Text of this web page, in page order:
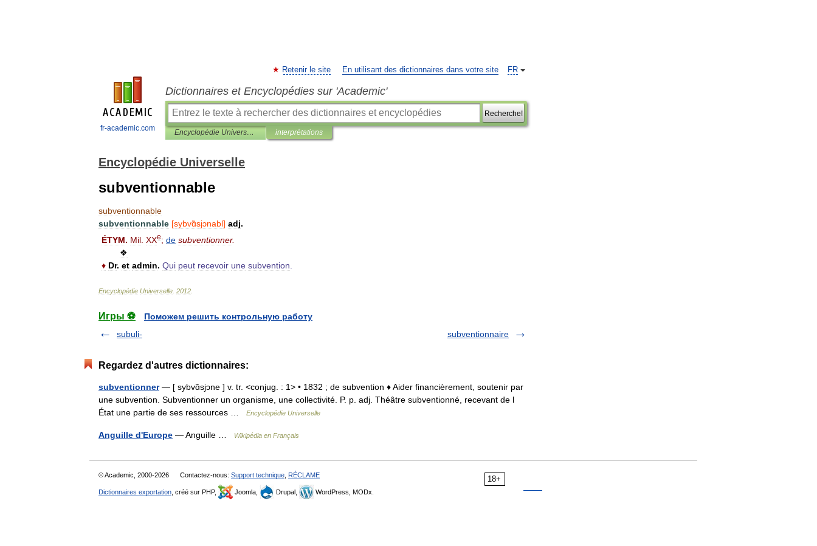
fr-academic.com
FR
Retenir le site En utilisant des dictionnaires dans votre site
Dictionnaires et Encyclopédies sur 'Academic'
Recherche!
Encyclopédie Universelle interprétations
Encyclopédie Universelle
subventionnable
subventionnable
subventionnable [sybvɑ̃sjɔnabl] adj.
ÉTYM. Mil XXe; de subventionner.
❖
♦ Dr. et admin. Qui peut recevoir une subvention
Encyclopédie Universelle 2012
Игры ⚽
Поможем решить контрольную работу
subuli-
subventionnaire
Regardez d'autres dictionnaires:
subventionner— [ sybvɑ̃sjɔne ] v. tr. <conjug. : 1> • 1832 ; de subvention ♦ Aider financièrement, soutenir par
une subvention. Subventionner un organisme, une collectivité. P. p. adj. Théâtre subventionné, recevant de l
État une partie de ses ressources …
Encyclopédie Universelle
Anguille d'Europe — Anguille … Wikipédia en Français
18+
© Academic, 2000-2026 Contactez-nous: Support technique RÉCLAME
Dictionnaires exportation , créé sur PHP, Joomla, Drupal, WordPress, MODx.